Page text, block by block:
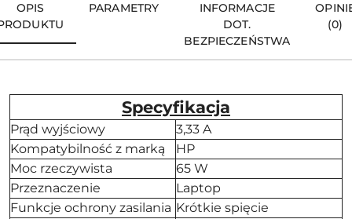
OPIS
PARAMETRY
INFORMACJE
DOT.
BEZPIECZEŃSTWA
(0)
Specyfikacja
Prąd wyjściowy
3,33 A
Kompatybilność z marką
HP
Moc rzeczywista
65 W
Przeznaczenie
Laptop
Funkcje ochrony zasilania Krótkie spięcie